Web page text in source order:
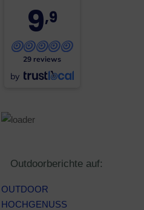
9,9
29 reviews
by
Outdoorberichte auf:
OUTDOOR
HOCHGENUSS